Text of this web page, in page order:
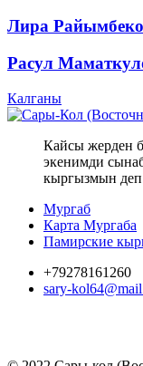
Лира
Расул
Калганы
Кайсы жерден
экенимди
кыргызмын
Мургаб
Карта Мургаба
Памирские
+79278161260
sary-